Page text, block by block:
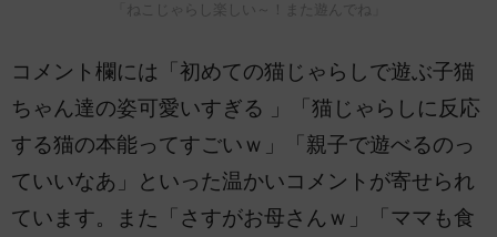
「ねこじゃらし楽しい～！また遊んでね」
コメント欄には「初めての猫じゃらしで遊ぶ子猫
ちゃん達の姿可愛いすぎる 」「猫じゃらしに反応
する猫の本能ってすごいｗ」「親子で遊べるのっ
ていいなあ」といった温かいコメントが寄せられ
ています。また「さすがお母さんｗ」「ママも食